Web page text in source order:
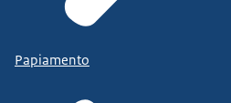
Papiamento